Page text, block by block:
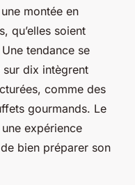
montée en
qu’elles soient
tendance se
sur dix intègrent
comme des
gourmands. Le
expérience
bien préparer son